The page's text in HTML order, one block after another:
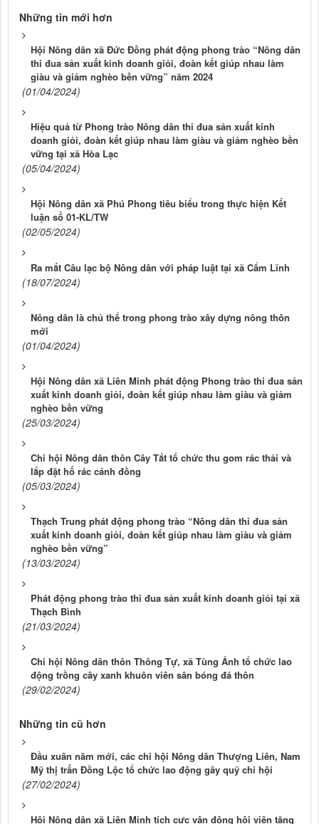
Những tin mới hơn
Hội Nông dân xã Đức Đồng phát động phong trào “Nông dân
thi đua sản xuất kinh doanh giỏi, đoàn kết giúp nhau làm
giàu và giảm nghèo bền vững” năm 2024
(01/04/2024)
Hiệu quả từ Phong trào Nông dân thi đua sản xuất kinh
doanh giỏi, đoàn kết giúp nhau làm giàu và giảm nghèo bền
vững tại xã Hòa Lạc
(05/04/2024)
Hội Nông dân xã Phú Phong tiêu biểu trong thực hiện Kết
luận số 01-KL/TW
(02/05/2024)
Ra mắt Câu lạc bộ Nông dân với pháp luật tại xã Cẩm Lĩnh
(18/07/2024)
Nông dân là chủ thể trong phong trào xây dựng nông thôn
mới
(01/04/2024)
Hội Nông dân xã Liên Minh phát động Phong trào thi đua sản
xuất kinh doanh giỏi, đoàn kết giúp nhau làm giàu và giảm
nghèo bền vững
(25/03/2024)
Chi hội Nông dân thôn Cây Tắt tổ chức thu gom rác thải và
lắp đặt hố rác cánh đồng
(05/03/2024)
Thạch Trung phát động phong trào “Nông dân thi đua sản
xuất kinh doanh giỏi, đoàn kết giúp nhau làm giàu và giảm
nghèo bền vững”
(13/03/2024)
Phát động phong trào thi đua sản xuất kinh doanh giỏi tại xã
Thạch Bình
(21/03/2024)
Chi hội Nông dân thôn Thông Tự, xã Tùng Ảnh tổ chức lao
động trồng cây xanh khuôn viên sân bóng đá thôn
(29/02/2024)
Những tin cũ hơn
Đầu xuân năm mới, các chi hội Nông dân Thượng Liên, Nam
Mỹ thị trấn Đồng Lộc tổ chức lao động gây quỹ chi hội
(27/02/2024)
Hội Nông dân xã Liên Minh tích cực vận động hội viên tăng